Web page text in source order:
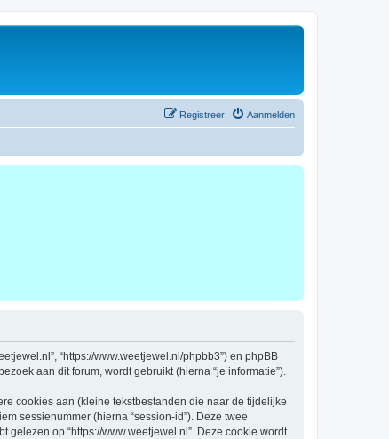
Aanmelden
Registreer
“https://www.weetjewel.nl/phpbb3”) en phpBB
aan dit forum, wordt gebruikt (hierna “je informatie”).
cookies aan (kleine tekstbestanden die naar de tijdelijke
sessienummer (hierna “session-id”). Deze twee
op “https://www.weetjewel.nl”. Deze cookie wordt